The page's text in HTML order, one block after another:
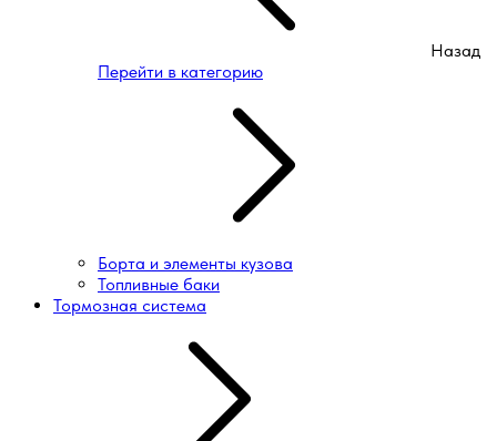
Назад
Перейти в категорию
Борта и элементы кузова
Топливные баки
Тормозная система